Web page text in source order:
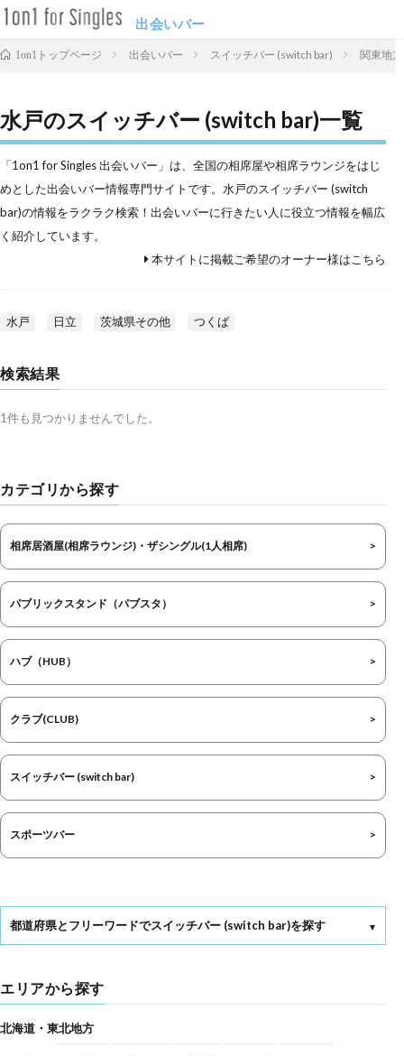
出会いバー
1on1トップページ 出会いバー スイッチバー (switch bar) 関東地方
水戸のスイッチバー (switch bar)一覧
「1on1 for Singles 出会いバー」は、全国の相席屋や相席ラウンジをはじ
めとした出会いバー情報専門サイトです。水戸のスイッチバー (switch
bar)の情報をラクラク検索！出会いバーに行きたい人に役立つ情報を幅広
く紹介しています。
本サイトに掲載ご希望のオーナー様はこちら
水戸 日立 茨城県その他 つくば
検索結果
1件も見つかりませんでした。
カテゴリから探す
相席居酒屋(相席ラウンジ)・ザシングル(1人相席)
パブリックスタンド（パブスタ）
ハブ（HUB）
クラブ(CLUB)
スイッチバー (switch bar)
スポーツバー
都道府県とフリーワードでスイッチバー (switch bar)を探す
エリアから探す
北海道・東北地方